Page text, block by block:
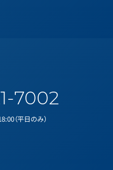
7002
（平日のみ）